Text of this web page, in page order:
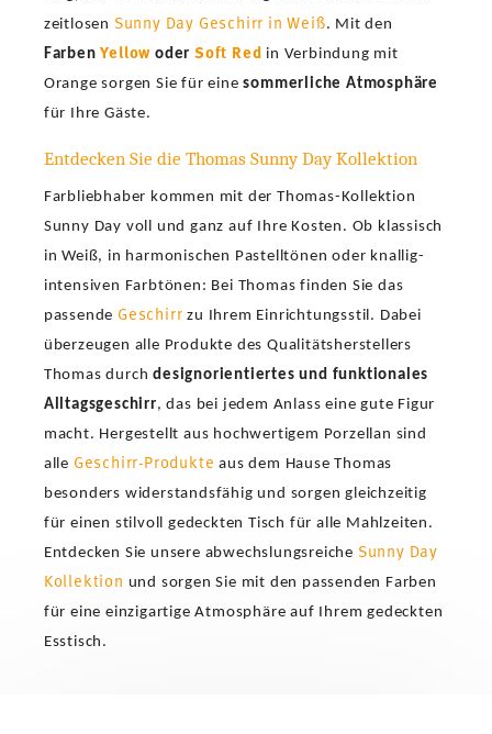
zeitlosen Sunny Day Geschirr in Weiß. Mit den
FarbenYellow oderSoft Red in Verbindung mit
Orange sorgen Sie für einesommerliche Atmosphäre
für Ihre Gäste.
Entdecken Sie die Thomas Sunny Day Kollektion
Farbliebhaber kommen mit der Thomas-Kollektion
Sunny Day voll und ganz auf Ihre Kosten. Ob klassisch
in Weiß, in harmonischen Pastelltönen oder knallig-
intensiven Farbtönen: Bei Thomas finden Sie das
passende Geschirr zu Ihrem Einrichtungsstil. Dabei
überzeugen alle Produkte des Qualitätsherstellers
Thomas durchdesignorientiertes und funktionales
Alltagsgeschirr, das bei jedem Anlass eine gute Figur
macht. Hergestellt aus hochwertigem Porzellan sind
alle Geschirr-Produkte aus dem Hause Thomas
besonders widerstandsfähig und sorgen gleichzeitig
für einen stilvoll gedeckten Tisch für alle Mahlzeiten.
Entdecken Sie unsere abwechslungsreiche Sunny Day
Kollektion und sorgen Sie mit den passenden Farben
für eine einzigartige Atmosphäre auf Ihrem gedeckten
Esstisch.